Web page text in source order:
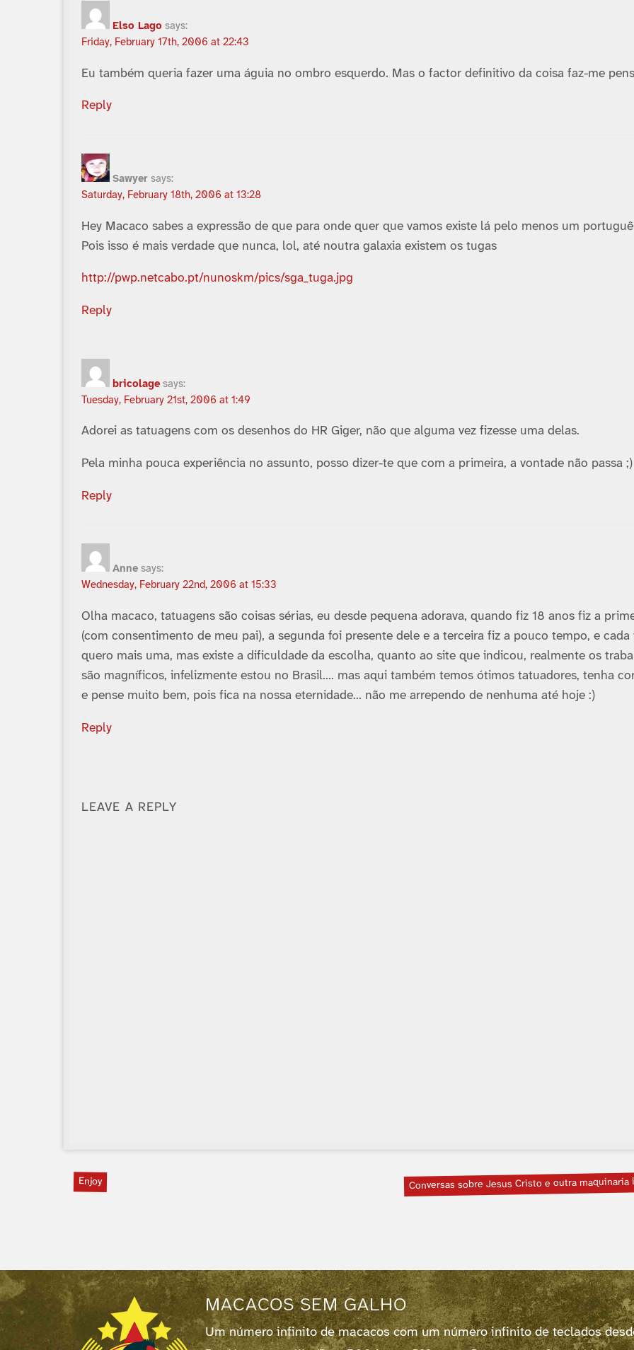
Elso Lago says:
Friday, February 17th, 2006 at 22:43
Eu também queria fazer uma águia no ombro esquerdo. Mas o factor definitivo da coisa faz-me
Reply
Sawyer says:
Saturday, February 18th, 2006 at 13:28
Hey Macaco sabes a expressão de que para onde quer que vamos existe lá pelo menos um
Pois isso é mais verdade que nunca, lol, até noutra galaxia existem os tugas
http://pwp.netcabo.pt/nunoskm/pics/sga_tuga.jpg
Reply
bricolage says:
Tuesday, February 21st, 2006 at 1:49
Adorei as tatuagens com os desenhos do HR Giger, não que alguma vez fizesse uma delas.
Pela minha pouca experiência no assunto, posso dizer-te que com a primeira, a vontade não passa ;)
Reply
Anne says:
Wednesday, February 22nd, 2006 at 15:33
Olha macaco, tatuagens são coisas sérias, eu desde pequena adorava, quando fiz 18 anos fiz a
(com consentimento de meu pai), a segunda foi presente dele e a terceira fiz a pouco tempo, e cada
quero mais uma, mas existe a dificuldade da escolha, quanto ao site que indicou, realmente os
são magní­ficos, infelizmente estou no Brasil…. mas aqui também temos ótimos tatuadores, tenha
e pense muito bem, pois fica na nossa eternidade… não me arrependo de nenhuma até hoje :)
Reply
LEAVE A REPLY
Enjoy Conversas sobre Jesus Cristo e outra
MACACOS SEM GALHO
Um número infinito de macacos com um número infinito de teclados